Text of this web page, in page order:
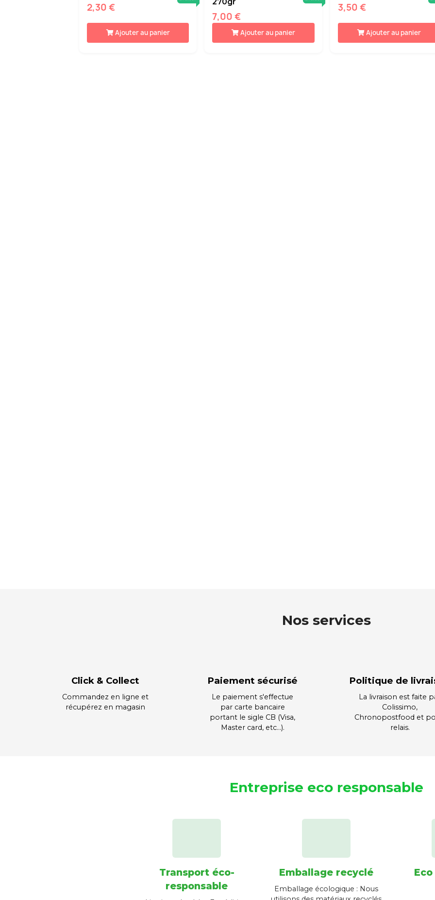
2,30 €
Ajouter au panier
7,00 €
Ajouter au panier
3,50 €
Ajouter au panier
Nos services
Click & Collect
Commandez en ligne et
récupérez en magasin
Paiement sécurisé
Le paiement s'effectue
par carte bancaire
portant le sigle CB (Visa,
Master card, etc…).
Politique de
La livraison est faite
Colissimo,
Chronopostfood et
relais.
Entreprise eco responsable
Transport éco-
responsable
Emballage recyclé
Emballage écologique : Nous